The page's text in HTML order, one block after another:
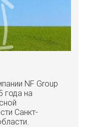
NF Group
года на
Санкт-